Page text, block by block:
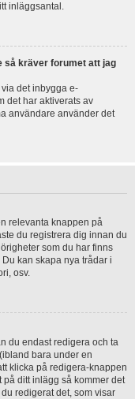
inläggsantal.
så kräver forumet att jag
det inbygga e-
det har aktiverats av
användare använder det
relevanta knappen på
du registrera dig innan du
som du har finns
kan skapa nya trådar i
osv.
du endast redigera och ta
bara under en
klicka på redigera-knappen
ditt inlägg så kommer det
redigerat det, som visar